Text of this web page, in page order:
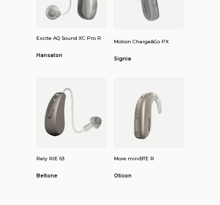
Excite AQ Sound XC Pro R
Hansaton
Motion Charge&Go PX
Signia
Rely RIE 63
Beltone
More miniBTE R
Oticon